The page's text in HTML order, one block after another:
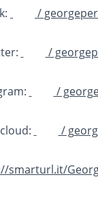
/
/
/
/
smarturl.it/